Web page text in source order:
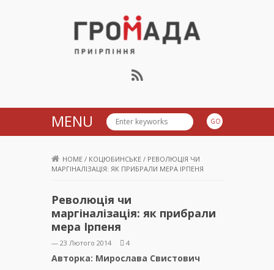
Громада Приірпіння
MENU
HOME / КОЦЮБИНСЬКЕ / РЕВОЛЮЦІЯ ЧИ
МАРГІНАЛІЗАЦІЯ: ЯК ПРИБРАЛИ МЕРА ІРПЕНЯ
Революція чи
маргіналізація: як прибрали
мера Ірпеня
— 23 Лютого 2014 4
Авторка: Мирослава Свистович